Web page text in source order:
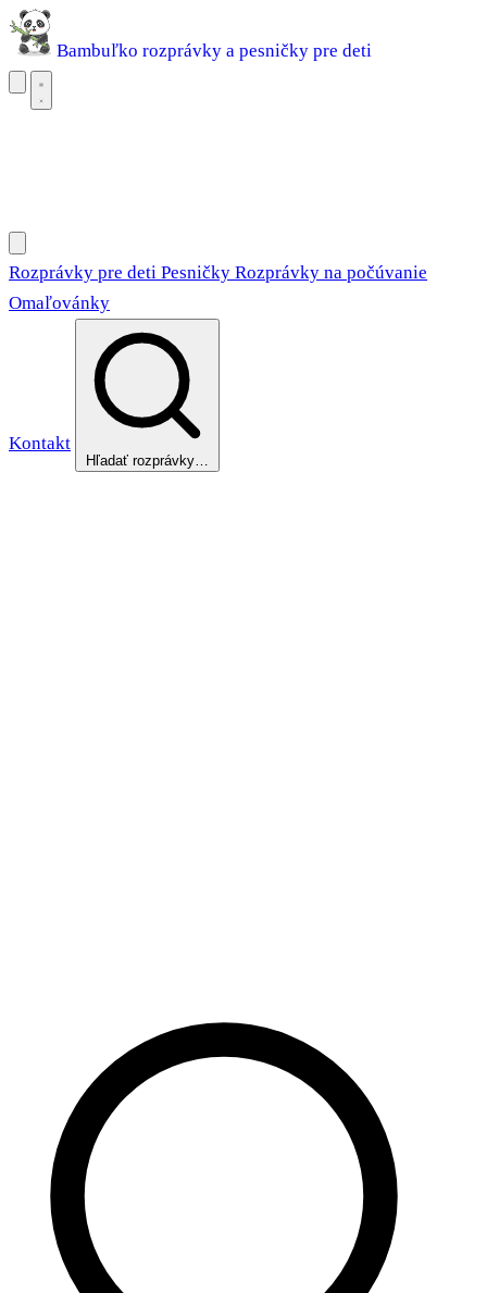
Bambuľko rozprávky a pesničky pre deti
Rozprávky pre deti Pesničky Rozprávky na počúvanie
Omaľovánky
Kontakt
Hľadať rozprávky…